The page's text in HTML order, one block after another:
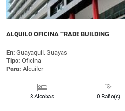
ALQUILO OFICINA TRADE BUILDING
En: Guayaquil, Guayas
Tipo: Oficina
Para: Alquiler
3 Alcobas 0 Baño(s)